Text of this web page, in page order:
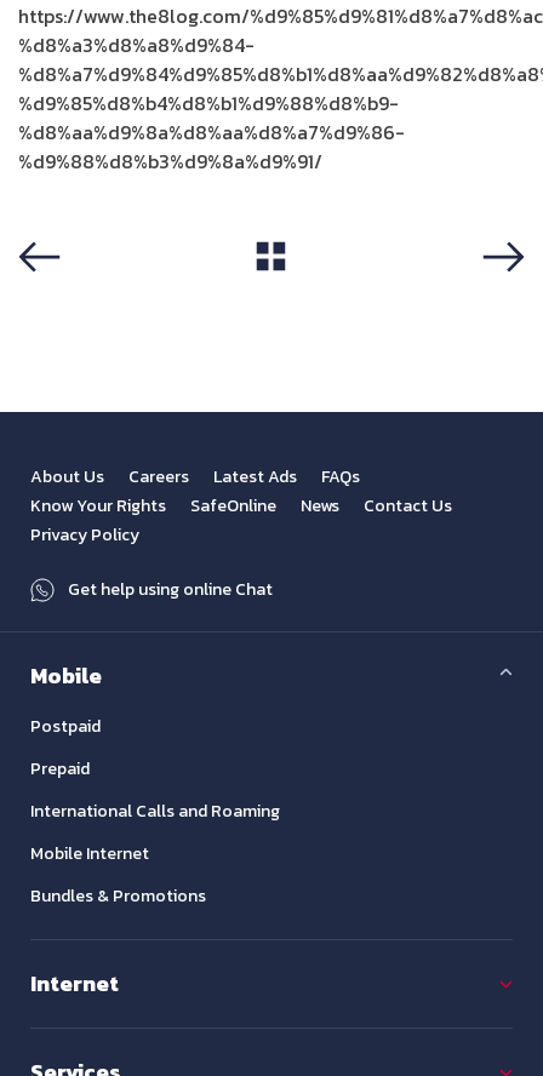
https://www.the8log.com/
%d8%a3%d8%a8%d9%84-
%d9%85%d8%b4%d8%b1%d9%88%d8%b9-
%d8%aa%d9%8a%d8%aa%d8%a7%d9%86-
%d9%88%d8%b3%d9%8a%d9%91/
About Us Careers Latest Ads
FAQs
Know Your Rights
SafeOnline News
Contact Us
Privacy Policy
Get help using online Chat
Mobile
Postpaid
Prepaid
International Calls and Roaming
Mobile Internet
Bundles & Promotions
Internet